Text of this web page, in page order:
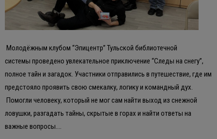
Молодёжным клубом “Эпицентр” Тульской библиотечной
системы проведено увлекательное приключение “Следы на снегу”,
полное тайн и загадок. Участники отправились в путешествие, где им
предстояло проявить свою смекалку, логику и командный дух.
Помогли человеку, который не мог сам найти выход из снежной
ловушки, разгадать тайны, скрытые в горах и найти ответы на
важные вопросы.…